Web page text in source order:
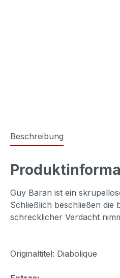
Beschreibung
Guy Baran ist ein
Schließlich beschließen die
schrecklicher Verdacht
Originaltitel: Diabolique